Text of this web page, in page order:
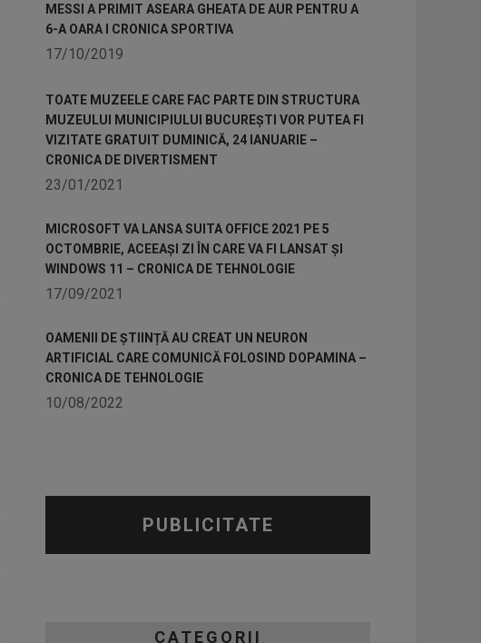
MESSI A PRIMIT ASEARA GHEATA DE AUR PENTRU A
6-A OARA I CRONICA SPORTIVA
17/10/2019
TOATE MUZEELE CARE FAC PARTE DIN STRUCTURA
MUZEULUI MUNICIPIULUI BUCUREȘTI VOR PUTEA FI
VIZITATE GRATUIT DUMINICĂ, 24 IANUARIE –
CRONICA DE DIVERTISMENT
23/01/2021
MICROSOFT VA LANSA SUITA OFFICE 2021 PE 5
OCTOMBRIE, ACEEAȘI ZI ÎN CARE VA FI LANSAT ȘI
WINDOWS 11 – CRONICA DE TEHNOLOGIE
17/09/2021
OAMENII DE ȘTIINȚĂ AU CREAT UN NEURON
ARTIFICIAL CARE COMUNICĂ FOLOSIND DOPAMINA –
CRONICA DE TEHNOLOGIE
10/08/2022
PUBLICITATE
CATEGORII